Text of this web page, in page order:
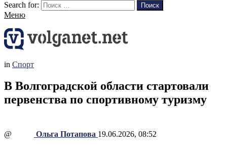
Search for:
Поиск
Меню
in Спорт
В Волгоградской области стартовали
первенства по спортивному туризму
@ Ольга Потапова 19.06.2026, 08:52